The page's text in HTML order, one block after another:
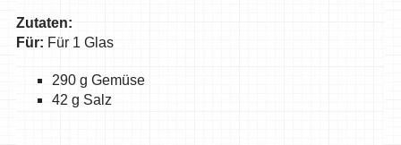
Zutaten:
Für: Für 1 Glas
290 g Gemüse
42 g Salz